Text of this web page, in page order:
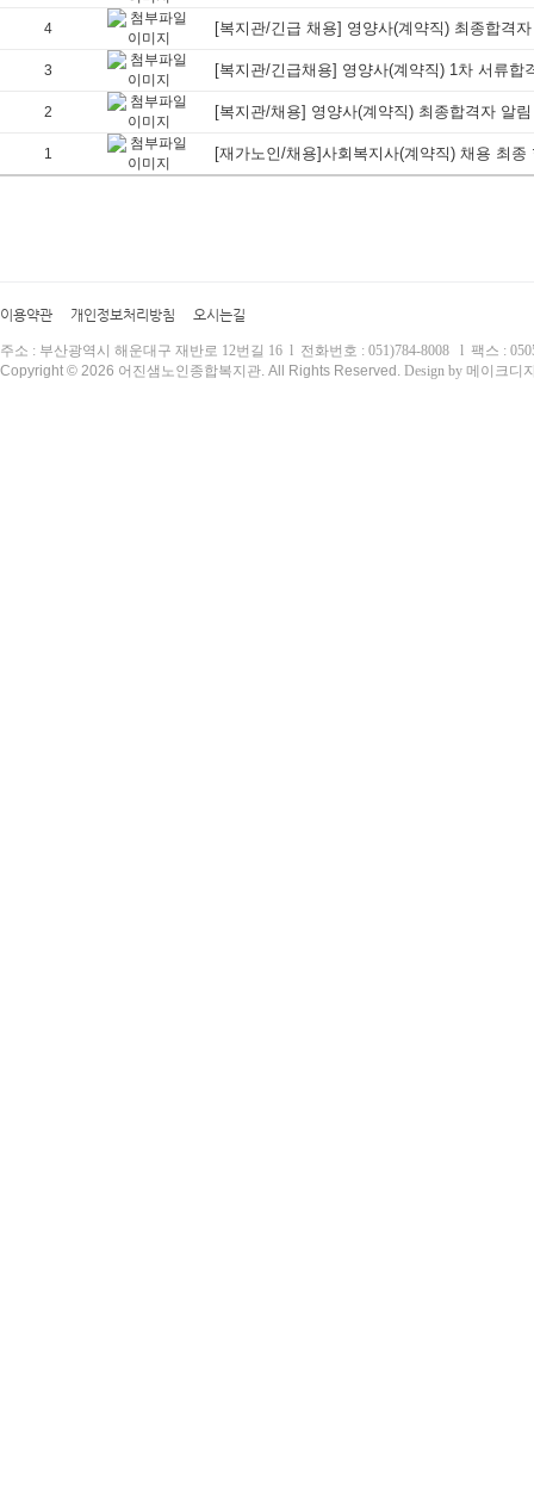
4 [복지관/긴급 채용] 영양사(계약직) 최종합격
3 [복지관/긴급채용] 영양사(계약직) 1차 서류합
2 [복지관/채용] 영양사(계약직) 최종합격자 알림
1 [재가노인/채용]사회복지사(계약직) 채용 최종
이용약관 개인정보처리방침 오시는길
주소 : 부산광역시 해운대구 재반로 12번길 16 l 전화번호 : 051)784-8008 l 팩스 :
Copyright © 2026 어진샘노인종합복지관. All Rights Reserved. Design by 메이크디